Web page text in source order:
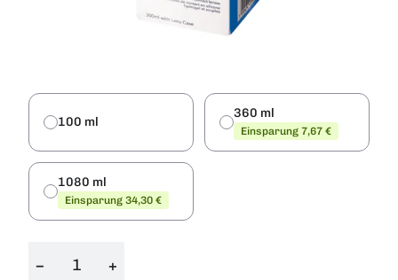
100 ml
360 ml
Einsparung 7,67 €
1080 ml
Einsparung 34,30 €
− +